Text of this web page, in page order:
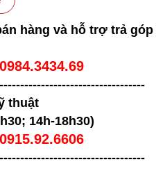
hàng và hỗ trợ trả góp
0984.3434.69
------------
thuật
14h-18h30)
0915.92.6606
------------